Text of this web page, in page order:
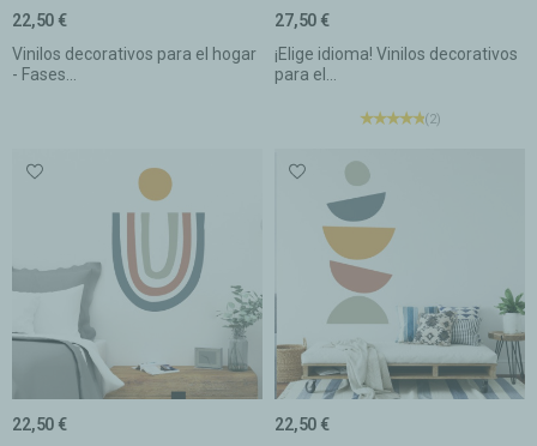
Vinilos decorativos para el hogar
- Fases...
22,50 €
¡Elige idioma! Vinilos decorativos
para el...
27,50 €
(2)
22,50 €
22,50 €